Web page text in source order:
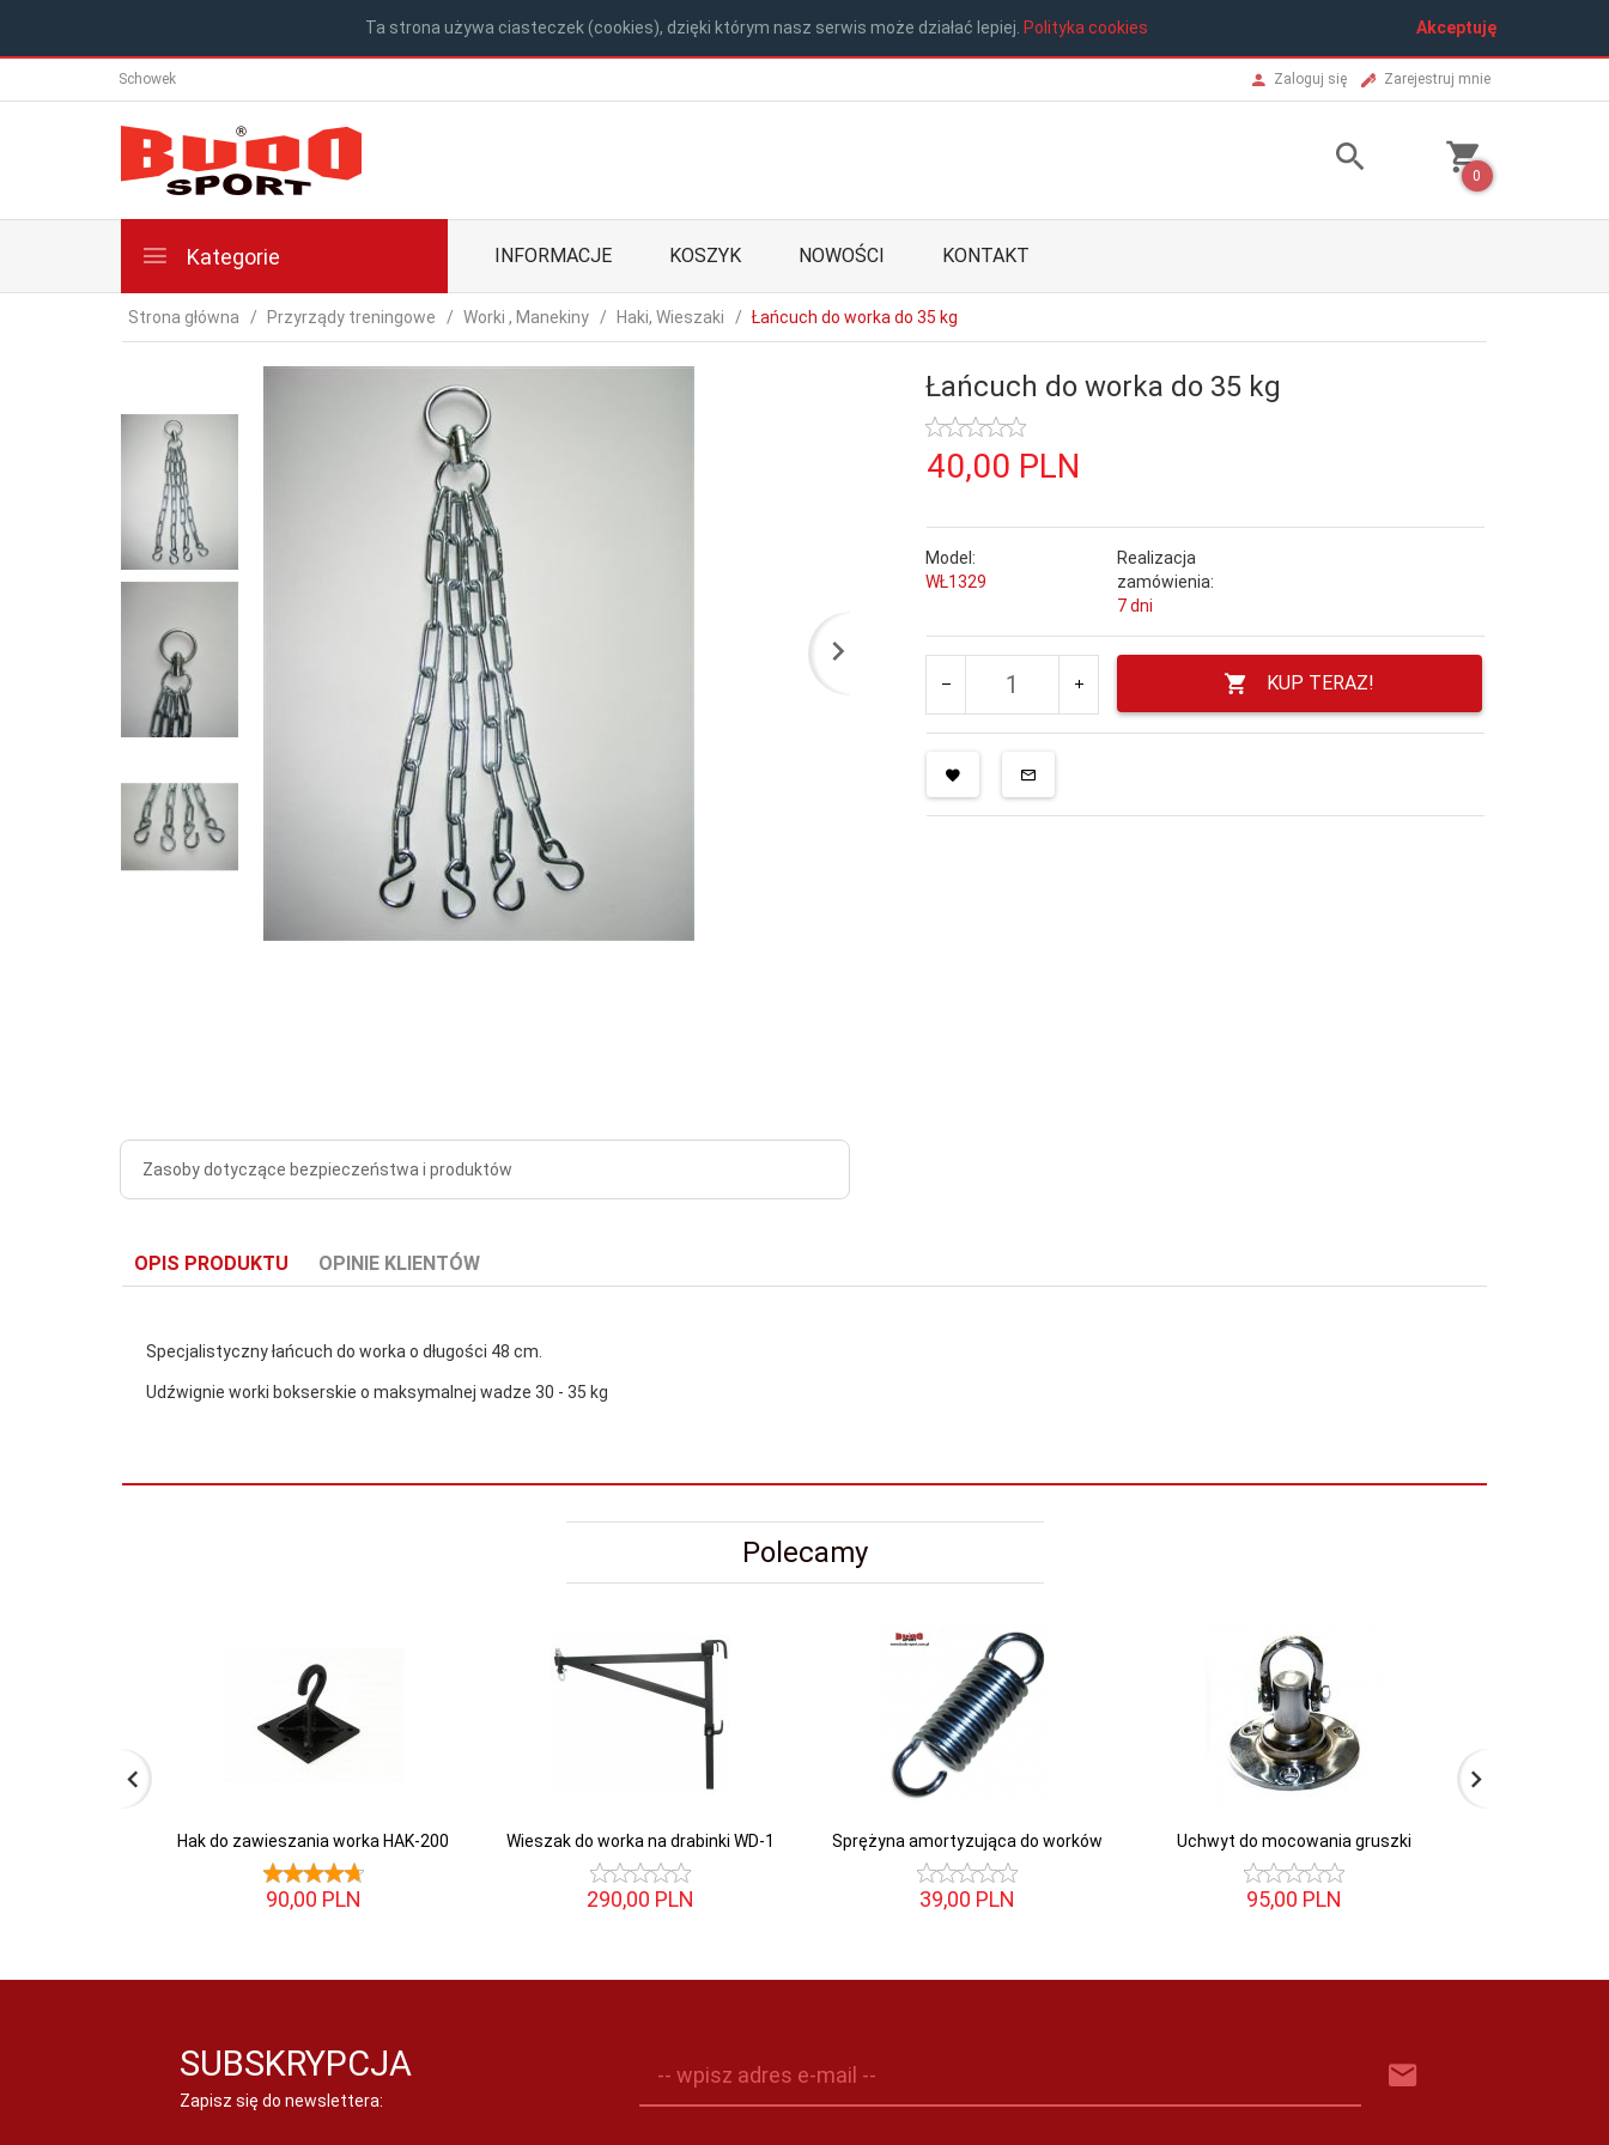
Ta strona używa ciasteczek (cookies), dzięki którym nasz serwis może działać lepiej. Polityka cookies Akceptuję
Schowek Zaloguj się Zarejestruj mnie
0
Kategorie INFORMACJE KOSZYK NOWOŚCI KONTAKT
Strona główna Przyrządy treningowe Worki , Manekiny Haki, Wieszaki Łańcuch do worka do 35 kg
Zasoby dotyczące bezpieczeństwa i produktów
Łańcuch do worka do 35 kg
40,00 PLN
Model:
WŁ1329
Realizacja
zamówienia:
7 dni
KUP TERAZ!
OPIS PRODUKTU OPINIE KLIENTÓW
Specjalistyczny łańcuch do worka o długości 48 cm.
Udźwignie worki bokserskie o maksymalnej wadze 30 - 35 kg
Polecamy
Hak do zawieszania worka HAK-200
90,00 PLN
Wieszak do worka na drabinki WD-1
290,00 PLN
Sprężyna amortyzująca do worków
39,00 PLN
Uchwyt do mocowania gruszki
95,00 PLN
SUBSKRYPCJA
Zapisz się do newslettera:
-- wpisz adres e-mail --